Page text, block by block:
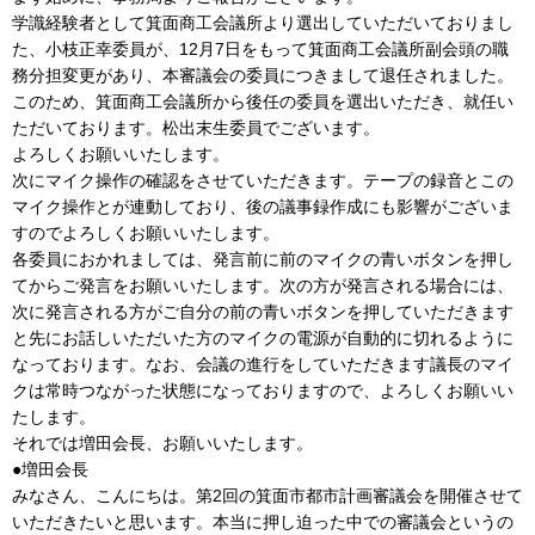
学識経験者として箕面商工会議所より選出していただいておりまし
た、小枝正幸委員が、12月7日をもって箕面商工会議所副会頭の職
務分担変更があり、本審議会の委員につきまして退任されました。
このため、箕面商工会議所から後任の委員を選出いただき、就任い
ただいております。松出末生委員でございます。
よろしくお願いいたします。
次にマイク操作の確認をさせていただきます。テープの録音とこの
マイク操作とが連動しており、後の議事録作成にも影響がございま
すのでよろしくお願いいたします。
各委員におかれましては、発言前に前のマイクの青いボタンを押し
てからご発言をお願いいたします。次の方が発言される場合には、
次に発言される方がご自分の前の青いボタンを押していただきます
と先にお話しいただいた方のマイクの電源が自動的に切れるように
なっております。なお、会議の進行をしていただきます議長のマイ
クは常時つながった状態になっておりますので、よろしくお願いい
たします。
それでは増田会長、お願いいたします。
●増田会長
みなさん、こんにちは。第2回の箕面市都市計画審議会を開催させて
いただきたいと思います。本当に押し迫った中での審議会というの